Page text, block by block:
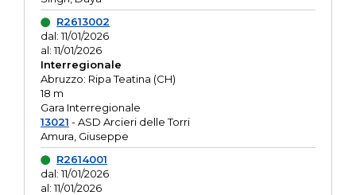
R2613002
dal: 11/01/2026
al: 11/01/2026
Interregionale
Abruzzo: Ripa Teatina (CH)
18 m
Gara Interregionale
13021 - ASD Arcieri delle Torri
Amura, Giuseppe
R2614001
dal: 11/01/2026
al: 11/01/2026